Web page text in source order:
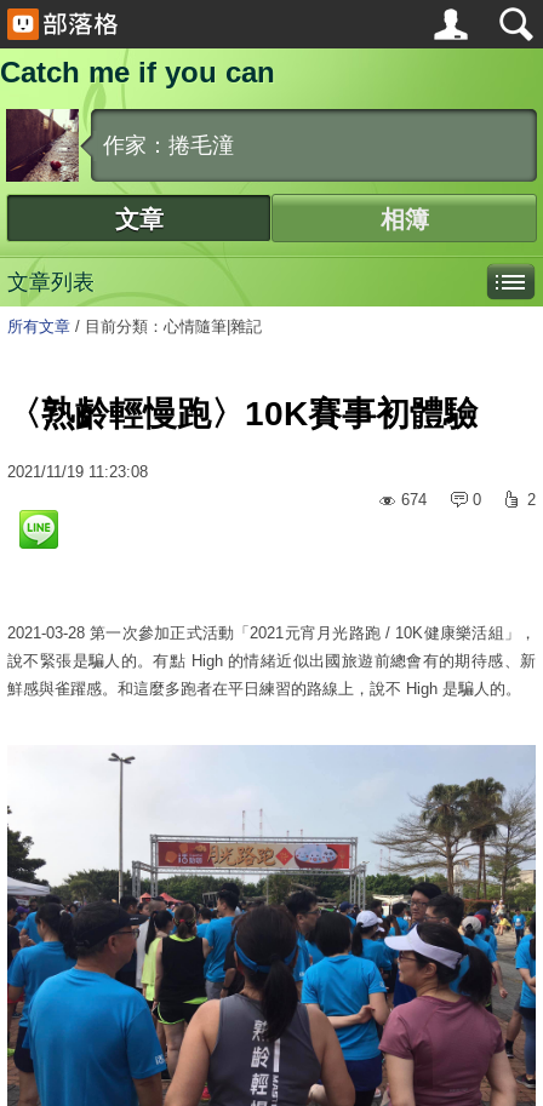
Catch me if you can
作家：捲毛潼
文章 相簿
文章列表
所有文章 / 目前分類：心情隨筆|雜記
〈熟齡輕慢跑〉10K賽事初體驗
2021/11/19 11:23:08
674
0 2
2021-03-28 第一次參加正式活動「2021元宵月光路跑 / 10K健康樂活組」，
說不緊張是騙人的。有點 High 的情緒近似出國旅遊前總會有的期待感、新
鮮感與雀躍感。和這麼多跑者在平日練習的路線上，說不 High 是騙人的。